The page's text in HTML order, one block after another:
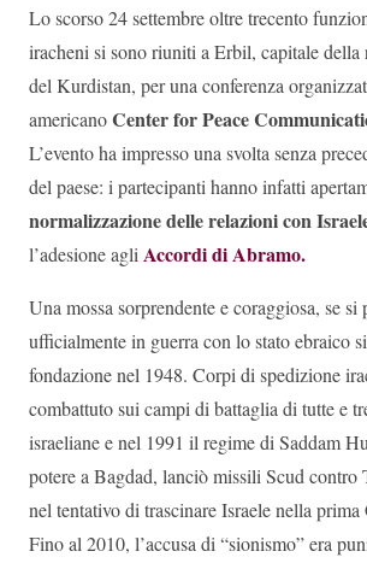
Lo scorso 24 settembre oltre trecento
iracheni si sono riuniti a Erbil, capitale della
del Kurdistan, per una conferenza
americanoCenter for Peace
L’evento ha impresso una svolta senza
del paese: i partecipanti hanno infatti
normalizzazione delle relazioni con
l’adesione agliAccordi di Abramo.
Una mossa sorprendente e coraggiosa, se si
ufficialmente in guerra con lo stato ebraico
fondazione nel 1948. Corpi di spedizione
combattuto sui campi di battaglia di tutte e
israeliane e nel 1991 il regime di Saddam
potere a Bagdad, lanciò missili Scud
nel tentativo di trascinare Israele nella
Fino al 2010, l’accusa di “sionismo” era